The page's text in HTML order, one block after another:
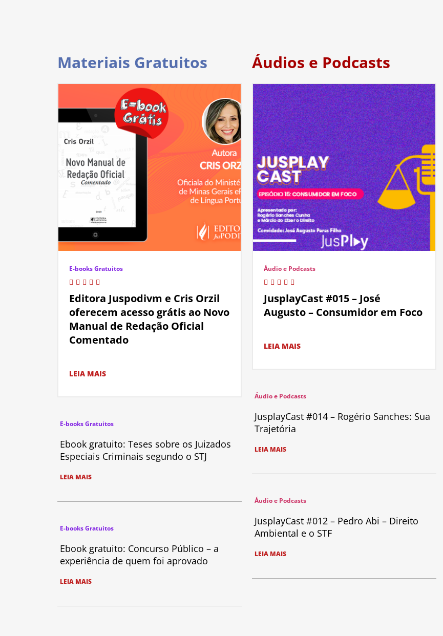
Materiais Gratuitos
E-books Gratuitos
Editora Juspodivm e Cris Orzil
oferecem acesso grátis ao Novo
Manual de Redação Oficial
Comentado
LEIA MAIS
E-books Gratuitos
Ebook gratuito: Teses sobre os Juizados
Especiais Criminais segundo o STJ
LEIA MAIS
E-books Gratuitos
Ebook gratuito: Concurso Público – a
experiência de quem foi aprovado
LEIA MAIS
Áudios e Podcasts
Áudio e Podcasts
JusplayCast #015 – José
Augusto – Consumidor em Foco
LEIA MAIS
Áudio e Podcasts
JusplayCast #014 – Rogério Sanches: Sua
Trajetória
LEIA MAIS
Áudio e Podcasts
JusplayCast #012 – Pedro Abi – Direito
Ambiental e o STF
LEIA MAIS